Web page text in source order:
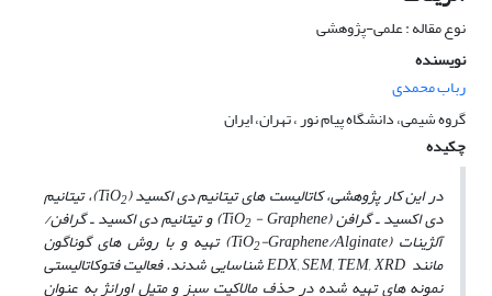
نوع مقاله : علمی-پژوهشی
نویسنده
رباب محمدی
گروه شیمی، دانشگاه پیام نور ، تهران، ایران
چکیده
در این کار پژوهشی، کاتالیست ­های تیتانیم دی اکسید (TiO2 )، تیتانیم
دی اکسید ـ گرافن (TiO 2 - Graphene) و تیتانیم دی اکسید ـ گرافن/
آلژینات (TiO 2 -Graphene/Alginate) تهیه و با روش ­های گوناگون
مانند EDX, SEM, TEM, XRD شناسایی شدند. فعالیت فتوکاتالیستی
نمونه های تهیه شده در حذف مالاکیت سبز و متیل اورانژ به عنوان